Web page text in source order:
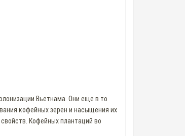
Вьетнама. Они еще в то
кофейных зерен и насыщения их
Кофейных плантаций во